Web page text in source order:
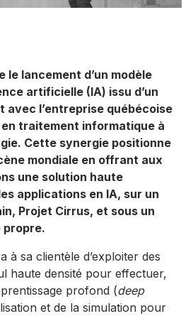
le lancement d’un modèle
artificielle (IA) issu d’un
avec l’entreprise québécoise
traitement informatique à
Cette synergie positionne
mondiale en offrant aux
une solution haute
applications en IA, sur un
Projet Cirrus, et sous un
propre.
à sa clientèle d’exploiter des
haute densité pour effectuer,
profond (deep
et de la simulation pour